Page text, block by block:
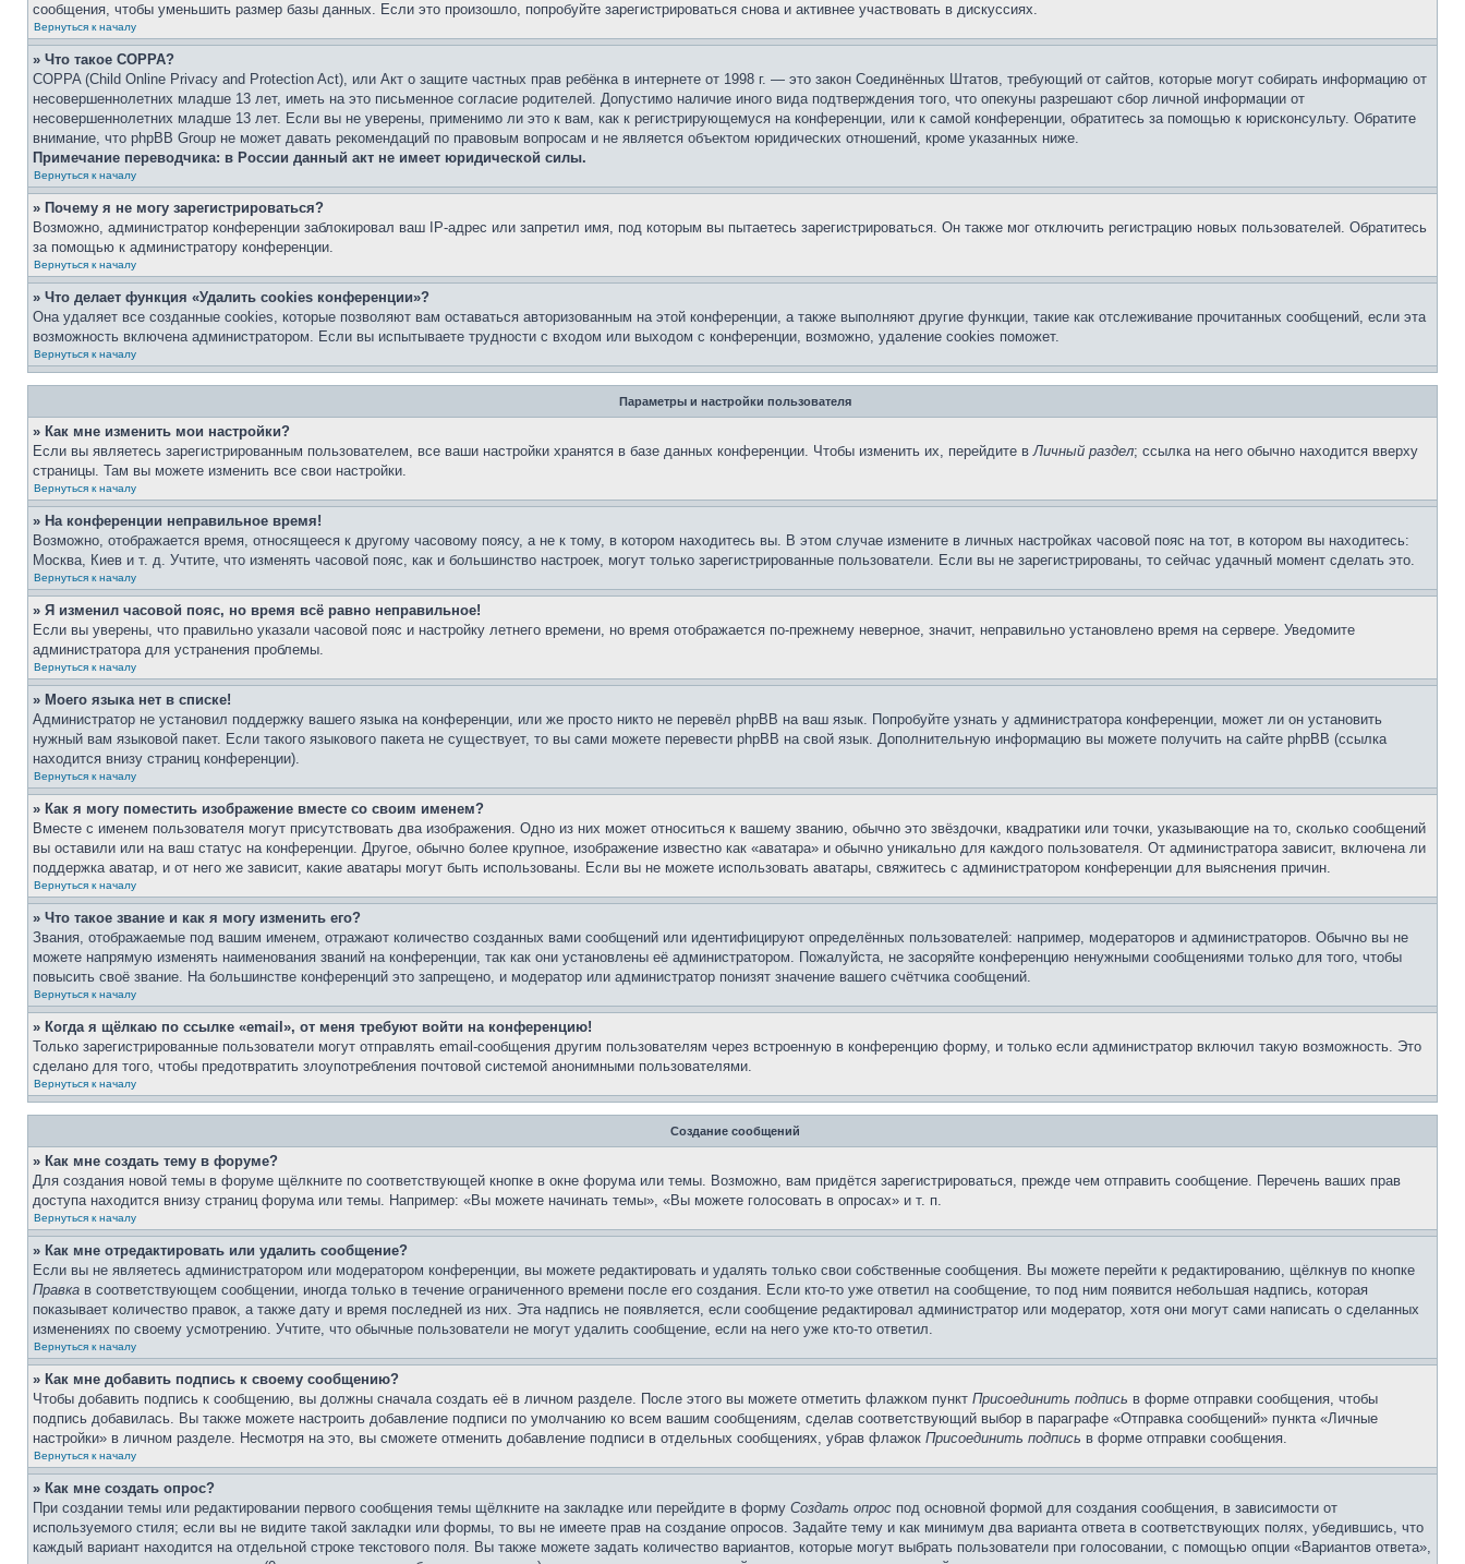
сообщения, чтобы уменьшить размер базы данных. Если это произошло, попробуйте зарегистрироваться снова и активнее участвовать в дискуссиях.
Вернуться к началу
» Что такое COPPA?
COPPA (Child Online Privacy and Protection Act), или Акт о защите частных прав ребёнка в интернете от 1998 г. — это закон Соединённых Штатов, требующий от сайтов, которые могут собирать информацию от
несовершеннолетних младше 13 лет, иметь на это письменное согласие родителей. Допустимо наличие иного вида подтверждения того, что опекуны разрешают сбор личной информации от
несовершеннолетних младше 13 лет. Если вы не уверены, применимо ли это к вам, как к регистрирующемуся на конференции, или к самой конференции, обратитесь за помощью к юрисконсульту. Обратите
внимание, что phpBB Group не может давать рекомендаций по правовым вопросам и не является объектом юридических отношений, кроме указанных ниже.
Примечание переводчика: в России данный акт не имеет юридической силы.
Вернуться к началу
» Почему я не могу зарегистрироваться?
Возможно, администратор конференции заблокировал ваш IP-адрес или запретил имя, под которым вы пытаетесь зарегистрироваться. Он также мог отключить регистрацию новых пользователей. Обратитесь
за помощью к администратору конференции.
Вернуться к началу
» Что делает функция «Удалить cookies конференции»?
Она удаляет все созданные cookies, которые позволяют вам оставаться авторизованным на этой конференции, а также выполняют другие функции, такие как отслеживание прочитанных сообщений, если эта
возможность включена администратором. Если вы испытываете трудности с входом или выходом с конференции, возможно, удаление cookies поможет.
Вернуться к началу
Параметры и настройки пользователя
» Как мне изменить мои настройки?
Если вы являетесь зарегистрированным пользователем, все ваши настройки хранятся в базе данных конференции. Чтобы изменить их, перейдите вЛичный раздел; ссылка на него обычно находится вверху
страницы. Там вы можете изменить все свои настройки.
Вернуться к началу
» На конференции неправильное время!
Возможно, отображается время, относящееся к другому часовому поясу, а не к тому, в котором находитесь вы. В этом случае измените в личных настройках часовой пояс на тот, в котором вы находитесь:
Москва, Киев и т. д. Учтите, что изменять часовой пояс, как и большинство настроек, могут только зарегистрированные пользователи. Если вы не зарегистрированы, то сейчас удачный момент сделать это.
Вернуться к началу
» Я изменил часовой пояс, но время всё равно неправильное!
Если вы уверены, что правильно указали часовой пояс и настройку летнего времени, но время отображается по-прежнему неверное, значит, неправильно установлено время на сервере. Уведомите
администратора для устранения проблемы.
Вернуться к началу
» Моего языка нет в списке!
Администратор не установил поддержку вашего языка на конференции, или же просто никто не перевёл phpBB на ваш язык. Попробуйте узнать у администратора конференции, может ли он установить
нужный вам языковой пакет. Если такого языкового пакета не существует, то вы сами можете перевести phpBB на свой язык. Дополнительную информацию вы можете получить на сайте phpBB (ссылка
находится внизу страниц конференции).
Вернуться к началу
» Как я могу поместить изображение вместе со своим именем?
Вместе с именем пользователя могут присутствовать два изображения. Одно из них может относиться к вашему званию, обычно это звёздочки, квадратики или точки, указывающие на то, сколько сообщений
вы оставили или на ваш статус на конференции. Другое, обычно более крупное, изображение известно как «аватара» и обычно уникально для каждого пользователя. От администратора зависит, включена ли
поддержка аватар, и от него же зависит, какие аватары могут быть использованы. Если вы не можете использовать аватары, свяжитесь с администратором конференции для выяснения причин.
Вернуться к началу
» Что такое звание и как я могу изменить его?
Звания, отображаемые под вашим именем, отражают количество созданных вами сообщений или идентифицируют определённых пользователей: например, модераторов и администраторов. Обычно вы не
можете напрямую изменять наименования званий на конференции, так как они установлены её администратором. Пожалуйста, не засоряйте конференцию ненужными сообщениями только для того, чтобы
повысить своё звание. На большинстве конференций это запрещено, и модератор или администратор понизят значение вашего счётчика сообщений.
Вернуться к началу
» Когда я щёлкаю по ссылке «email», от меня требуют войти на конференцию!
Только зарегистрированные пользователи могут отправлять email-сообщения другим пользователям через встроенную в конференцию форму, и только если администратор включил такую возможность. Это
сделано для того, чтобы предотвратить злоупотребления почтовой системой анонимными пользователями.
Вернуться к началу
Создание сообщений
» Как мне создать тему в форуме?
Для создания новой темы в форуме щёлкните по соответствующей кнопке в окне форума или темы. Возможно, вам придётся зарегистрироваться, прежде чем отправить сообщение. Перечень ваших прав
доступа находится внизу страниц форума или темы. Например: «Вы можете начинать темы», «Вы можете голосовать в опросах» и т. п.
Вернуться к началу
» Как мне отредактировать или удалить сообщение?
Если вы не являетесь администратором или модератором конференции, вы можете редактировать и удалять только свои собственные сообщения. Вы можете перейти к редактированию, щёлкнув по кнопке
Правка в соответствующем сообщении, иногда только в течение ограниченного времени после его создания. Если кто-то уже ответил на сообщение, то под ним появится небольшая надпись, которая
показывает количество правок, а также дату и время последней из них. Эта надпись не появляется, если сообщение редактировал администратор или модератор, хотя они могут сами написать о сделанных
изменениях по своему усмотрению. Учтите, что обычные пользователи не могут удалить сообщение, если на него уже кто-то ответил.
Вернуться к началу
» Как мне добавить подпись к своему сообщению?
Чтобы добавить подпись к сообщению, вы должны сначала создать её в личном разделе. После этого вы можете отметить флажком пункт Присоединить подпись в форме отправки сообщения, чтобы
подпись добавилась. Вы также можете настроить добавление подписи по умолчанию ко всем вашим сообщениям, сделав соответствующий выбор в параграфе «Отправка сообщений» пункта «Личные
настройки» в личном разделе. Несмотря на это, вы сможете отменить добавление подписи в отдельных сообщениях, убрав флажок Присоединить подпись в форме отправки сообщения.
Вернуться к началу
» Как мне создать опрос?
При создании темы или редактировании первого сообщения темы щёлкните на закладке или перейдите в форму Создать опрос под основной формой для создания сообщения, в зависимости от
используемого стиля; если вы не видите такой закладки или формы, то вы не имеете прав на создание опросов. Задайте тему и как минимум два варианта ответа в соответствующих полях, убедившись, что
каждый вариант находится на отдельной строке текстового поля. Вы также можете задать количество вариантов, которые могут выбрать пользователи при голосовании, с помощью опции «Вариантов ответа»,